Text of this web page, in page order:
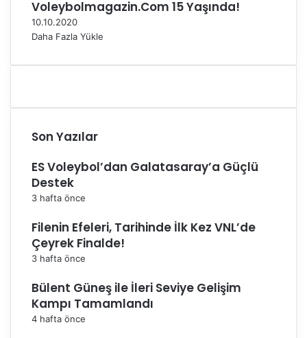
Voleybolmagazin.Com 15 Yaşında!
10.10.2020
Daha Fazla Yükle
Son Yazılar
ES Voleybol’dan Galatasaray’a Güçlü
Destek
3 hafta önce
Filenin Efeleri, Tarihinde İlk Kez VNL’de
Çeyrek Finalde!
3 hafta önce
Bülent Güneş ile İleri Seviye Gelişim
Kampı Tamamlandı
4 hafta önce